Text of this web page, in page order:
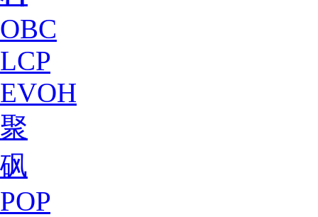
OBC
LCP
EVOH
聚
砜
POP